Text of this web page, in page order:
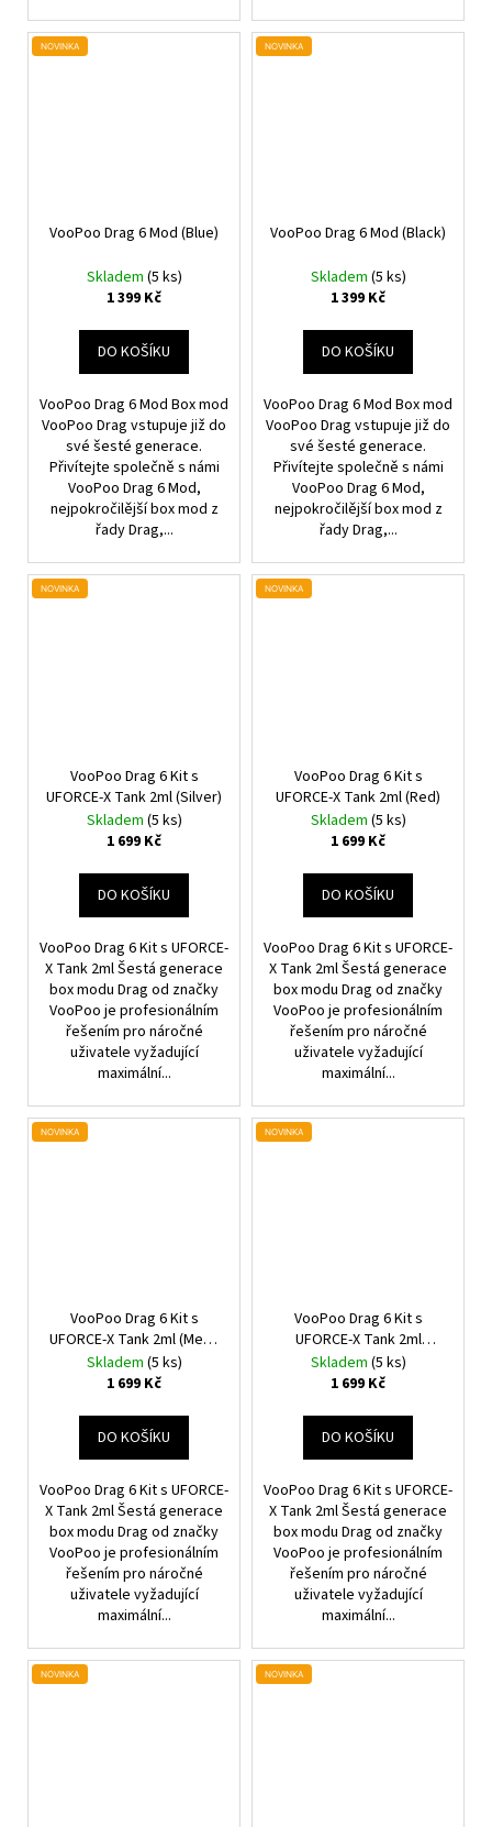
NOVINKA
VooPoo Drag 6 Mod (Blue)
Skladem (5 ks)
1 399 Kč
DO KOŠÍKU
VooPoo Drag 6 Mod Box mod
VooPoo Drag vstupuje již do
své šesté generace.
Přivítejte společně s námi
VooPoo Drag 6 Mod,
nejpokročilější box mod z
řady Drag,...
NOVINKA
VooPoo Drag 6 Mod (Black)
Skladem (5 ks)
1 399 Kč
DO KOŠÍKU
VooPoo Drag 6 Mod Box mod
VooPoo Drag vstupuje již do
své šesté generace.
Přivítejte společně s námi
VooPoo Drag 6 Mod,
nejpokročilější box mod z
řady Drag,...
NOVINKA
VooPoo Drag 6 Kit s
UFORCE-X Tank 2ml (Silver)
Skladem (5 ks)
1 699 Kč
DO KOŠÍKU
VooPoo Drag 6 Kit s UFORCE-
X Tank 2ml Šestá generace
box modu Drag od značky
VooPoo je profesionálním
řešením pro náročné
uživatele vyžadující
maximální...
NOVINKA
VooPoo Drag 6 Kit s
UFORCE-X Tank 2ml (Red)
Skladem (5 ks)
1 699 Kč
DO KOŠÍKU
VooPoo Drag 6 Kit s UFORCE-
X Tank 2ml Šestá generace
box modu Drag od značky
VooPoo je profesionálním
řešením pro náročné
uživatele vyžadující
maximální...
NOVINKA
VooPoo Drag 6 Kit s
UFORCE-X Tank 2ml (Metal
Gray)
Skladem (5 ks)
1 699 Kč
DO KOŠÍKU
VooPoo Drag 6 Kit s UFORCE-
X Tank 2ml Šestá generace
box modu Drag od značky
VooPoo je profesionálním
řešením pro náročné
uživatele vyžadující
maximální...
NOVINKA
VooPoo Drag 6 Kit s
UFORCE-X Tank 2ml
(Green)
Skladem (5 ks)
1 699 Kč
DO KOŠÍKU
VooPoo Drag 6 Kit s UFORCE-
X Tank 2ml Šestá generace
box modu Drag od značky
VooPoo je profesionálním
řešením pro náročné
uživatele vyžadující
maximální...
NOVINKA NOVINKA